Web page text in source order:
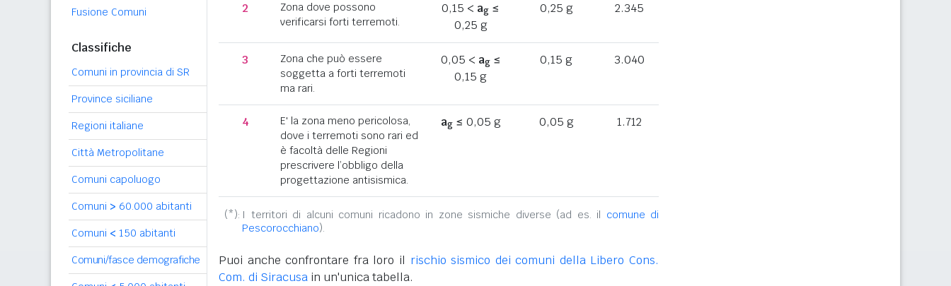
Fusione Comuni
Classifiche
Comuni in provincia di SR
Province siciliane
Regioni italiane
Città Metropolitane
Comuni capoluogo
Comuni > 60.000 abitanti
Comuni < 150 abitanti
Comuni/fasce demografiche
2
Zona dove possono
verificarsi forti terremoti.
0,15 < ag ≤
0,25 g
0,25 g 2.345
3
Zona che può essere
soggetta a forti terremoti
ma rari.
0,05 < ag≤
0,15 g
0,15 g 3.040
4
E' la zona meno pericolosa,
dove i terremoti sono rari ed
è facoltà delle Regioni
prescrivere l’obbligo della
progettazione antisismica.
ag≤ 0,05 g 0,05 g 1.712
(*): I territori di alcuni comuni ricadono in zone sismiche diverse (ad es. il comune di
Pescorocchiano).
Puoi anche confrontare fra loro il rischio sismico dei comuni della Libero Cons.
Com. di Siracusa in un'unica tabella.